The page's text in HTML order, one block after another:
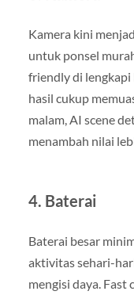
Kamera kini
untuk ponsel
friendly di lengkapi
hasil cukup
malam, AI scene
menambah nilai
4. Baterai
Baterai besar
aktivitas sehari-
mengisi daya. Fast